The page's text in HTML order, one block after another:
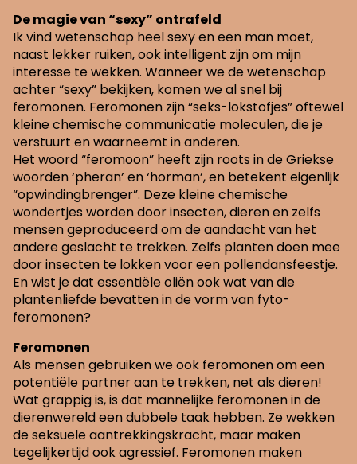
De magie van “sexy” ontrafeld
Ik vind wetenschap heel sexy en een man moet,
naast lekker ruiken, ook intelligent zijn om mijn
interesse te wekken. Wanneer we de wetenschap
achter “sexy” bekijken, komen we al snel bij
feromonen. Feromonen zijn “seks-lokstofjes” oftewel
kleine chemische communicatie moleculen, die je
verstuurt en waarneemt in anderen.
Het woord “feromoon” heeft zijn roots in de Griekse
woorden ‘pheran’ en ‘horman’, en betekent eigenlijk
“opwindingbrenger”. Deze kleine chemische
wondertjes worden door insecten, dieren en zelfs
mensen geproduceerd om de aandacht van het
andere geslacht te trekken. Zelfs planten doen mee
door insecten te lokken voor een pollendansfeestje.
En wist je dat essentiële oliën ook wat van die
plantenliefde bevatten in de vorm van fyto-
feromonen?
Feromonen
Als mensen gebruiken we ook feromonen om een
potentiële partner aan te trekken, net als dieren!
Wat grappig is, is dat mannelijke feromonen in de
dierenwereld een dubbele taak hebben. Ze wekken
de seksuele aantrekkingskracht, maar maken
tegelijkertijd ook agressief. Feromonen maken